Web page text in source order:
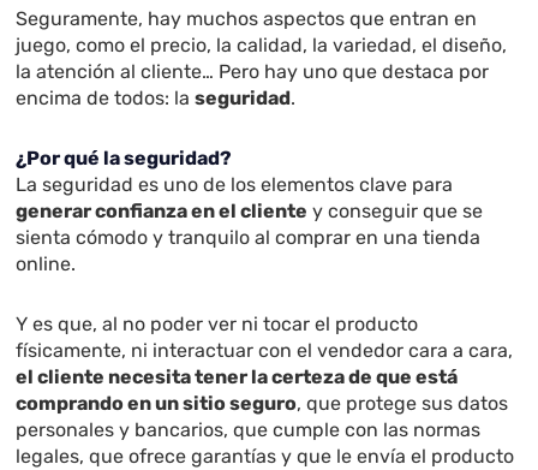
Seguramente, hay muchos aspectos que entran en
juego, como el precio, la calidad, la variedad, el diseño,
la atención al cliente… Pero hay uno que destaca por
encima de todos: laseguridad.
¿Por qué la seguridad?
La seguridad es uno de los elementos clave para
generar confianza en el cliente y conseguir que se
sienta cómodo y tranquilo al comprar en una tienda
online.
Y es que, al no poder ver ni tocar el producto
físicamente, ni interactuar con el vendedor cara a cara,
el cliente necesita tener la certeza de que está
comprando en un sitio seguro, que protege sus datos
personales y bancarios, que cumple con las normas
legales, que ofrece garantías y que le envía el producto